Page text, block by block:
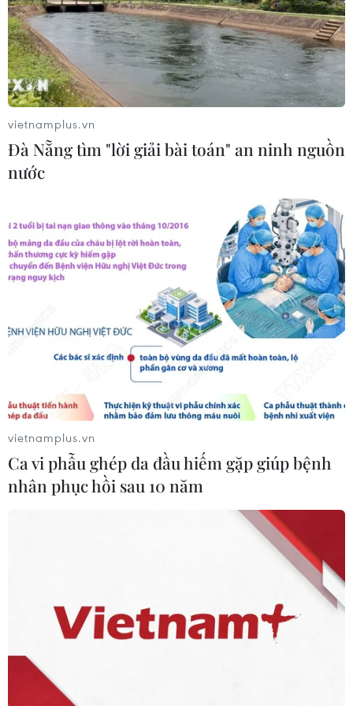
07/08/2026 05:02
Xem thêm
Tổng Biên tập: TRẦN TIẾN DUẨN
Phó Tổng Biên tập: NGUYỄN THỊ TÁM, KHÚC THANH
Sở hữu trí tuệ
Quy định sử dụng
Hỗ trợ
Ngôn ngữ
Dịch vụ tin
Quảng cáo
Giấy phép số: 1374/GP-BTTTT do Bộ Thông tin và Truyền thông
Quảng cáo: Phó TBT Nguyễn Thị Tám: 093.5958688, Email:
Điện thoại: (024) 39411349 - (024) 39411348, Fax: (024)
39411348
© Bản quyền thuộc về VietnamPlus, TTXVN. Cấm sao chép dưới
mọi hình thức nếu không có sự chấp thuận bằng văn bản.
vietnamplus.vn
Đà Nẵng tìm "lời giải bài toán" an ninh nguồn
nước
vietnamplus.vn
Ca vi phẫu ghép da đầu hiếm gặp giúp bệnh
nhân phục hồi sau 10 năm